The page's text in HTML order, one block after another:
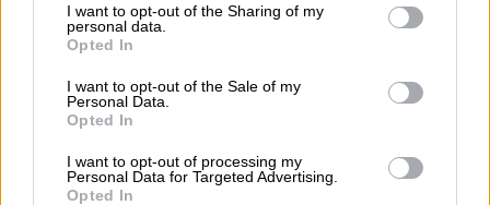
not limited to your visit or usage behaviour. You may click to
grant or deny consent to Google and its third-party tags to
use your data for below specified purposes in below Google
consent section.
I want to opt-out of the Sharing of my
personal data.
Opted In
I want to opt-out of the Sale of my
Personal Data.
Opted In
I want to opt-out of processing my
Personal Data for Targeted Advertising.
Opted In
Special guest της βραδιάς ο Γιώργος
Θεοφάνους, ένας από τους σημαντικότερους
Έλληνες συνθέτες της γενιάς του, που θα
συναντηθεί μουσικά με τη Δέσποινα Βανδή
σε μεγάλες επιτυχίες που έχουν γράψει τη
δική τους ιστορία στην ελληνική μουσική
σκηνή.